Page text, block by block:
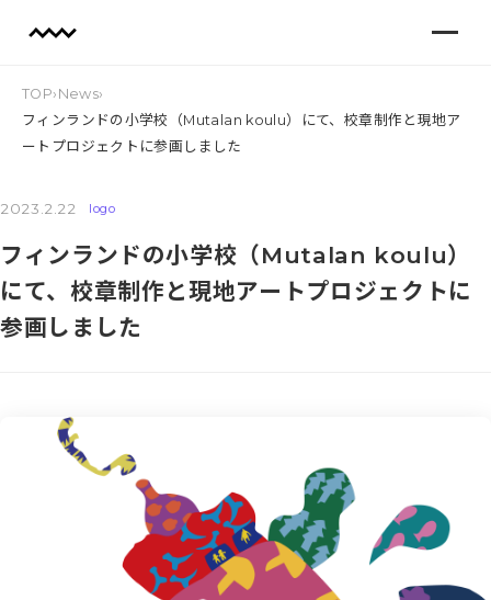
TOP› News›
フィンランドの小学校（Mutalan koulu）にて、校章制作と現地ア
ートプロジェクトに参画しました
2023.2.22 logo
フィンランドの小学校（Mutalan koulu）
にて、校章制作と現地アートプロジェクトに
参画しました